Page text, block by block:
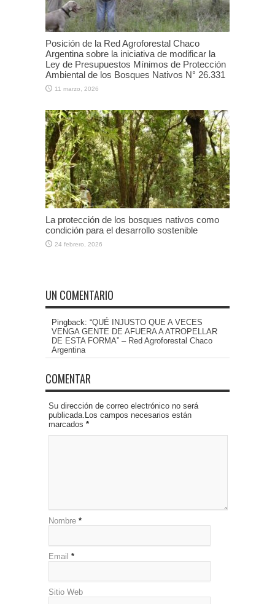
Posición de la Red Agroforestal Chaco
Argentina sobre la iniciativa de modificar la
Ley de Presupuestos Mínimos de Protección
Ambiental de los Bosques Nativos N° 26.331
11 marzo, 2026
La protección de los bosques nativos como
condición para el desarrollo sostenible
24 febrero, 2026
UN COMENTARIO
Pingback: “QUÉ INJUSTO QUE A VECES
VENGA GENTE DE AFUERA A ATROPELLAR
DE ESTA FORMA” – Red Agroforestal Chaco
Argentina
COMENTAR
Su dirección de correo electrónico no será
publicada.Los campos necesarios están
marcados *
Nombre *
Email *
Sitio Web